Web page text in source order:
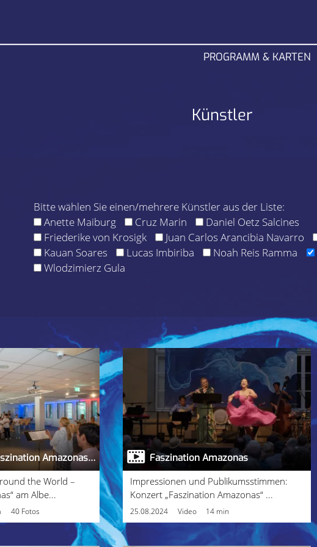
PROGRAMM & KARTEN
Künstler
Bitte wählen Sie einen/mehrere Künstler aus der Liste:
Anette Maiburg
Cruz Marin
Daniel Oetz Salcines
Friederike von Krosigk
Juan Carlos Arancibia Navarro
Kauan Soares
Lucas Imbiriba Noah Reis Ramma
Wlodzimierz Gula
Workshop: „Faszination Amazonas“ - Fotos
the World –
am Albe...
40 Fotos
Faszination Amazonas
Impressionen und Publikumsstimmen:
Konzert „Faszination Amazonas“ ...
25.08.2024 Video 14 min